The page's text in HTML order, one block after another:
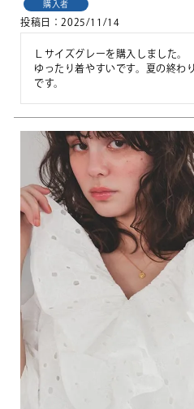
購入者
投稿日 2025/11/14
Ｌサイズグレーを購入しました。
ゆったり着やすいです。夏の終わ
です。